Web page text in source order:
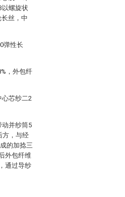
螺旋状
丝，中
弹性长
，外包纤
心芯纱二2
动并纱筒5
方，与经
的加捻三
外包纤维
通过导纱